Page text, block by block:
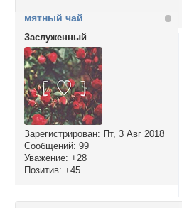
мятный чай
Заслуженный
Зарегистрирован: Пт, 3 Авг 2018
Сообщений: 99
Уважение: +28
Позитив: +45